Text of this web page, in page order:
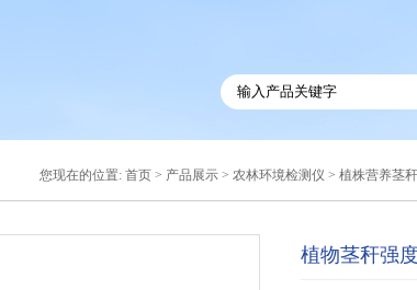
您现在的位置: 首页 > 产品展示 > 农林环境检测仪 > 植株营养茎
植物茎秆强